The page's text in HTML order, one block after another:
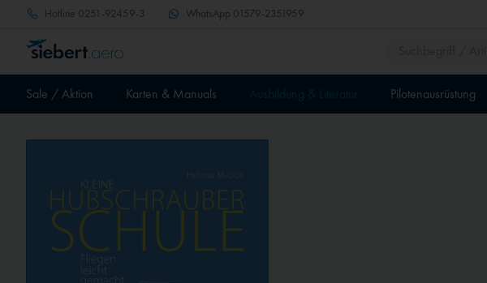
Hotline 0251-92459-3 WhatsApp 01579-2351959
Sale / Aktion Karten & Manuals Pilotenausrüstung